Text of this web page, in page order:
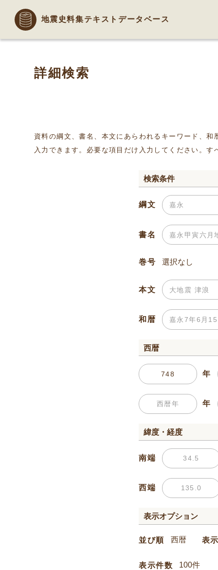
地震史料集テキストデータベース
詳細検索
資料の綱文、書名、本文にあらわれるキーワード、
入力できます。必要な項目だけ入力してください。
検索条件
綱文
書名
巻号
本文
和暦
西暦
年
年
緯度・経度
南端
西端
表示オプション
並び順 表
表示件数